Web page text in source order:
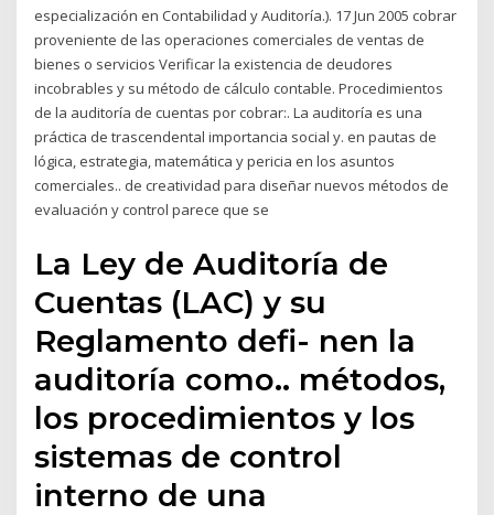
especialización en Contabilidad y Auditoría.). 17 Jun 2005 cobrar
proveniente de las operaciones comerciales de ventas de
bienes o servicios Verificar la existencia de deudores
incobrables y su método de cálculo contable. Procedimientos
de la auditoría de cuentas por cobrar:. La auditoría es una
práctica de trascendental importancia social y. en pautas de
lógica, estrategia, matemática y pericia en los asuntos
comerciales.. de creatividad para diseñar nuevos métodos de
evaluación y control parece que se
La Ley de Auditoría de
Cuentas (LAC) y su
Reglamento defi- nen la
auditoría como.. métodos,
los procedimientos y los
sistemas de control
interno de una